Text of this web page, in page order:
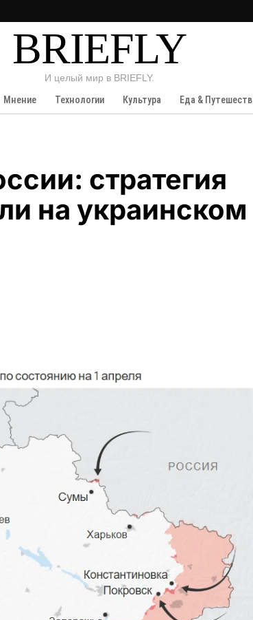
BRIEFLY
И целый мир в BRIEFLY.
Мнение Технологии Культура Еда &
стратегия
на украинском